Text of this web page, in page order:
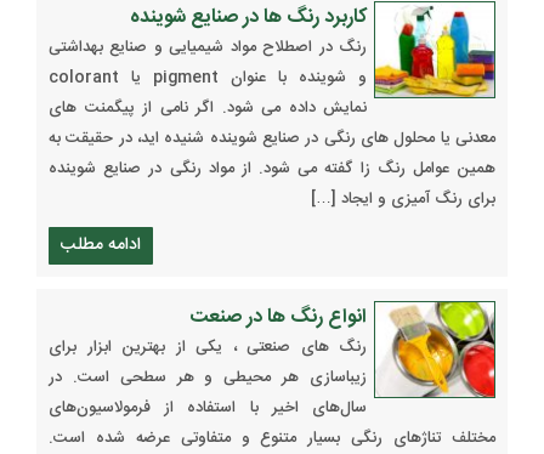
کاربرد رنگ ها در صنایع شوینده
رنگ در اصطلاح مواد شیمیایی و صنایع بهداشتی
و شوینده با عنوان pigment یا colorant
نمایش داده می شود. اگر نامی از پیگمنت های
معدنی یا محلول های رنگی در صنایع شوینده شنیده ‌اید، در حقیقت به
همین عوامل رنگ زا گفته می شود. از مواد رنگی در صنایع شوینده
برای رنگ آمیزی و ایجاد […]
ادامه مطلب
انواع رنگ ها در صنعت
رنگ های صنعتی ، یکی از بهترین ابزار برای
زیباسازی هر محیطی و هر سطحی است. در
سال‌های اخیر با استفاده از فرمولاسیون‌های
مختلف تناژهای رنگی بسیار متنوع و متفاوتی عرضه شده است.